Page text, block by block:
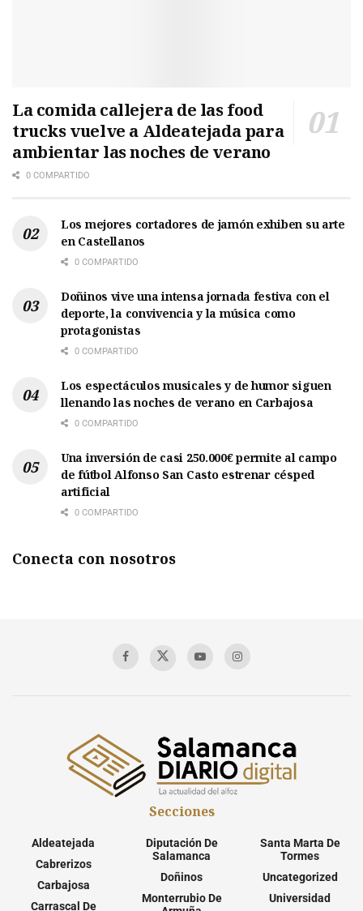
La comida callejera de las food
trucks vuelve a Aldeatejada para
ambientar las noches de verano
0 COMPARTIDO
Los mejores cortadores de jamón exhiben su arte
en Castellanos
0 COMPARTIDO
Doñinos vive una intensa jornada festiva con el
deporte, la convivencia y la música como
protagonistas
0 COMPARTIDO
Los espectáculos musicales y de humor siguen
llenando las noches de verano en Carbajosa
0 COMPARTIDO
Una inversión de casi 250.000€ permite al campo
de fútbol Alfonso San Casto estrenar césped
artificial
0 COMPARTIDO
Conecta con nosotros
Secciones
Aldeatejada
Cabrerizos
Carbajosa
Carrascal De
Diputación De
Salamanca
Doñinos
Monterrubio De
Santa Marta De
Tormes
Uncategorized
Universidad